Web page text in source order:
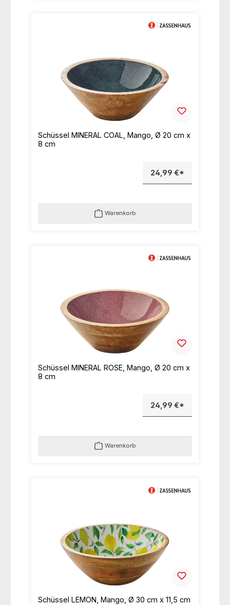
Schüssel MINERAL COAL, Mango, Ø 20 cm x
8 cm
24,99 €*
Warenkorb
Schüssel MINERAL ROSE, Mango, Ø 20 cm x
8 cm
24,99 €*
Warenkorb
Schüssel LEMON, Mango, Ø 30 cm x 11,5 cm